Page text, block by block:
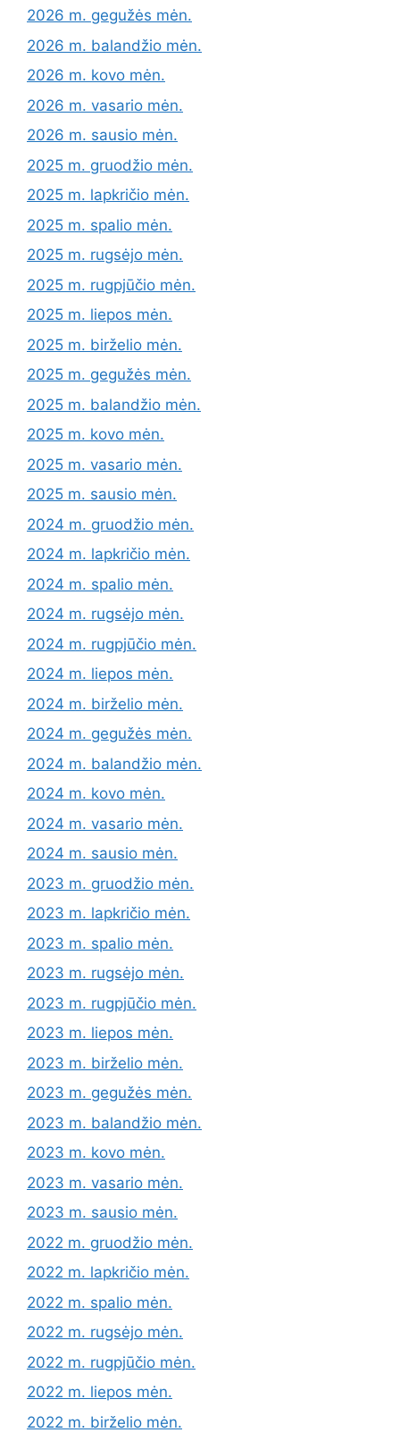
2026 m. gegužės mėn.
2026 m. balandžio mėn.
2026 m. kovo mėn.
2026 m. vasario mėn.
2026 m. sausio mėn.
2025 m. gruodžio mėn.
2025 m. lapkričio mėn.
2025 m. spalio mėn.
2025 m. rugsėjo mėn.
2025 m. rugpjūčio mėn.
2025 m. liepos mėn.
2025 m. birželio mėn.
2025 m. gegužės mėn.
2025 m. balandžio mėn.
2025 m. kovo mėn.
2025 m. vasario mėn.
2025 m. sausio mėn.
2024 m. gruodžio mėn.
2024 m. lapkričio mėn.
2024 m. spalio mėn.
2024 m. rugsėjo mėn.
2024 m. rugpjūčio mėn.
2024 m. liepos mėn.
2024 m. birželio mėn.
2024 m. gegužės mėn.
2024 m. balandžio mėn.
2024 m. kovo mėn.
2024 m. vasario mėn.
2024 m. sausio mėn.
2023 m. gruodžio mėn.
2023 m. lapkričio mėn.
2023 m. spalio mėn.
2023 m. rugsėjo mėn.
2023 m. rugpjūčio mėn.
2023 m. liepos mėn.
2023 m. birželio mėn.
2023 m. gegužės mėn.
2023 m. balandžio mėn.
2023 m. kovo mėn.
2023 m. vasario mėn.
2023 m. sausio mėn.
2022 m. gruodžio mėn.
2022 m. lapkričio mėn.
2022 m. spalio mėn.
2022 m. rugsėjo mėn.
2022 m. rugpjūčio mėn.
2022 m. liepos mėn.
2022 m. birželio mėn.